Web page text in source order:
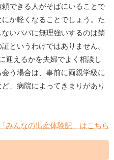
できる人がそばにいることで
か軽くなることでしょう。た
いパパに無理強いするのは禁
というわけではありません。
迎えるかを夫婦でよく相談し
う場合は、事前に両親学級に
、病院によってきまりがあり
みんなの出産体験記」はこちら